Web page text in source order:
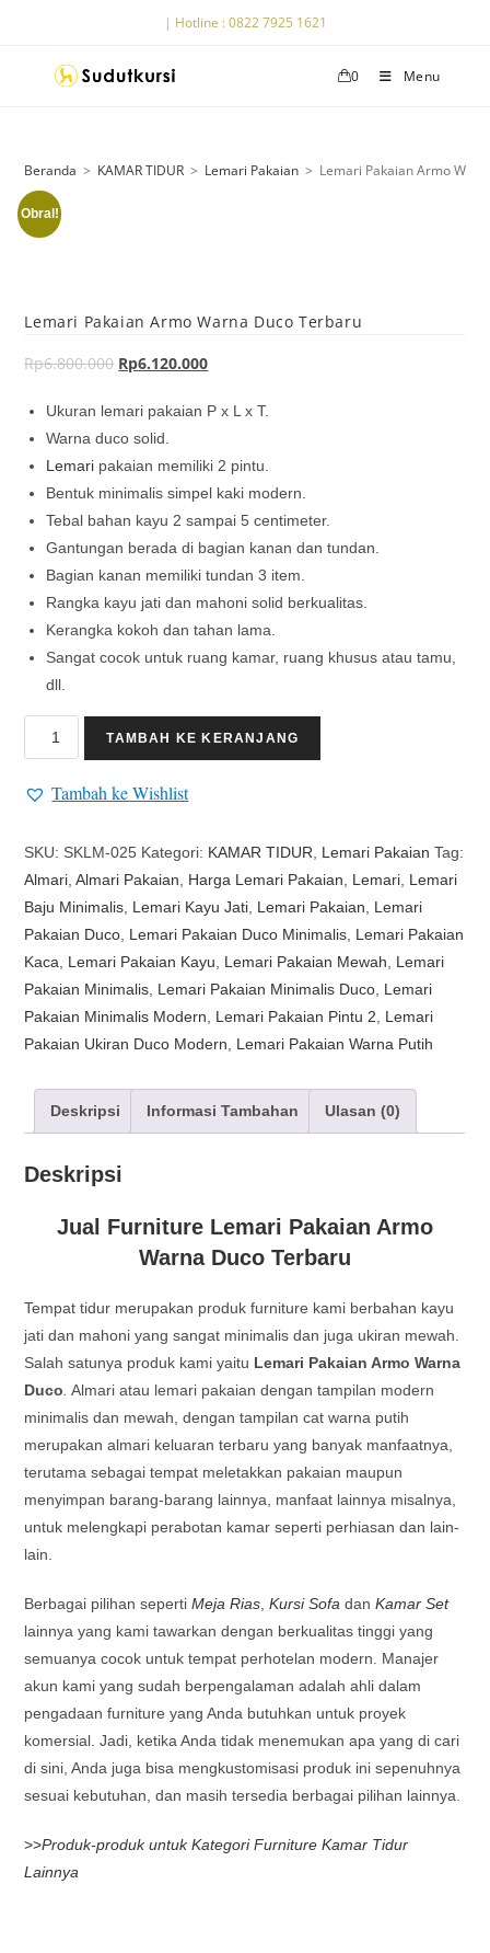
| Hotline : 0822 7925 1621
0 Menu
Beranda > KAMAR TIDUR > Lemari Pakaian > Lemari Pakaian Armo
Obral!
Lemari Pakaian Armo Warna Duco Terbaru
Rp6.800.000 Rp6.120.000
Ukuran lemari pakaian P x L x T.
Warna duco solid.
Lemari pakaian memiliki 2 pintu.
Bentuk minimalis simpel kaki modern.
Tebal bahan kayu 2 sampai 5 centimeter.
Gantungan berada di bagian kanan dan tundan.
Bagian kanan memiliki tundan 3 item.
Rangka kayu jati dan mahoni solid berkualitas.
Kerangka kokoh dan tahan lama.
Sangat cocok untuk ruang kamar, ruang khusus atau tamu,
dll.
TAMBAH KE KERANJANG
Tambah ke Wishlist
SKU: SKLM-025 Kategori: KAMAR TIDUR Lemari Pakaian Tag:
Almari ,Almari Pakaian Harga Lemari Pakaian Lemari Lemari
Baju Minimalis Lemari Kayu Jati Lemari Pakaian
Lemari
Pakaian Duco Lemari Pakaian Duco Minimalis Lemari Pakaian
Kaca
Lemari Pakaian Kayu Lemari Pakaian Mewah
Lemari
Pakaian Minimalis Lemari Pakaian Minimalis Duco Lemari
Pakaian Minimalis Modern
Lemari Pakaian Pintu 2
Lemari
Pakaian Ukiran Duco Modern
Lemari Pakaian Warna Putih
Deskripsi Informasi Tambahan Ulasan (0)
Deskripsi
Jual Furniture Lemari Pakaian Armo
Warna Duco Terbaru
Tempat tidur merupakan produk furniture kami berbahan kayu
jati dan mahoni yang sangat minimalis dan juga ukiran mewah.
Salah satunya produk kami yaitu Lemari Pakaian Armo Warna
Duco Almari atau lemari pakaian dengan tampilan modern
minimalis dan mewah, dengan tampilan cat warna putih
merupakan almari keluaran terbaru yang banyak manfaatnya,
terutama sebagai tempat meletakkan pakaian maupun
menyimpan barang-barang lainnya, manfaat lainnya misalnya,
untuk melengkapi perabotan kamar seperti perhiasan dan lain-
lain.
Berbagai pilihan sepertiMeja Rias ,Kursi Sofa danKamar Set
lainnya yang kami tawarkan dengan berkualitas tinggi yang
semuanya cocok untuk tempat perhotelan modern. Manajer
akun kami yang sudah berpengalaman adalah ahli dalam
pengadaan furniture yang Anda butuhkan untuk proyek
komersial. Jadi, ketika Anda tidak menemukan apa yang di cari
di sini, Anda juga bisa mengkustomisasi produk ini sepenuhnya
sesuai kebutuhan, dan masih tersedia berbagai pilihan lainnya.
>>Produk-produk untuk Kategori Furniture Kamar Tidur
Lainnya